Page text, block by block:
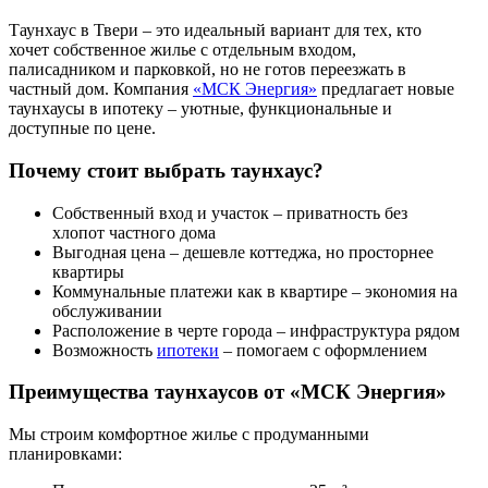
Таунхаус в Твери – это идеальный вариант для тех, кто
хочет собственное жилье с отдельным входом,
палисадником и парковкой, но не готов переезжать в
частный дом. Компания «МСК Энергия» предлагает новые
таунхаусы в ипотеку – уютные, функциональные и
доступные по цене.
Почему стоит выбрать таунхаус?
Собственный вход и участок – приватность без
хлопот частного дома
Выгодная цена – дешевле коттеджа, но просторнее
квартиры
Коммунальные платежи как в квартире – экономия на
обслуживании
Расположение в черте города – инфраструктура рядом
Возможность ипотеки – помогаем с оформлением
Преимущества таунхаусов от «МСК Энергия»
Мы строим комфортное жилье с продуманными
планировками: